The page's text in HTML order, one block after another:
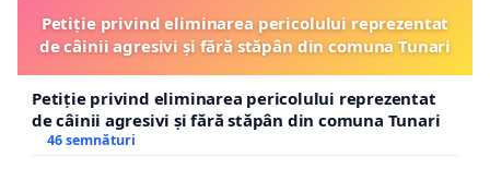
Petiție privind eliminarea pericolului reprezentat
de câinii agresivi și fără stăpân din comuna Tunari
Petiție privind eliminarea pericolului reprezentat
de câinii agresivi și fără stăpân din comuna Tunari
46 semnături